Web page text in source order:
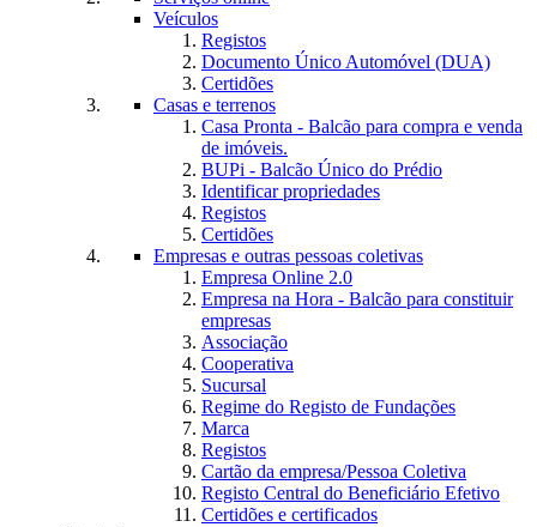
Veículos
Registos
Documento Único Automóvel (DUA)
Certidões
Casas e terrenos
Casa Pronta - Balcão para compra e venda
de imóveis.
BUPi - Balcão Único do Prédio
Identificar propriedades
Registos
Certidões
Empresas e outras pessoas coletivas
Empresa Online 2.0
Empresa na Hora - Balcão para constituir
empresas
Associação
Cooperativa
Sucursal
Regime do Registo de Fundações
Marca
Registos
Cartão da empresa/Pessoa Coletiva
Registo Central do Beneficiário Efetivo
Certidões e certificados